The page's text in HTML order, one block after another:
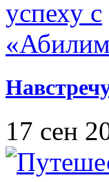
17 сен